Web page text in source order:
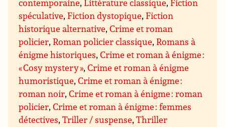
contemporaine,Littérature classique,Fiction
spéculative,Fiction dystopique,Fiction
historique alternative,Crime et roman
policier,Roman policier classique,Romans à
énigme historiques,Crime et roman à énigme :
« Cosy mystery »,Crime et roman à énigme
humoristique,Crime et roman à énigme :
roman noir,Crime et roman à énigme : roman
policier,Crime et roman à énigme : femmes
détectives,Triller / suspense,Thriller